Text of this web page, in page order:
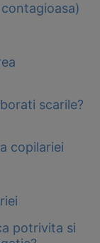
scarile?
copilariei
potrivita si